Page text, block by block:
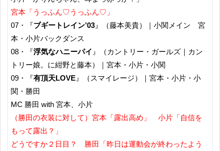
宮本「うっふん♡うっふん♡」
07・『ブギートレイン’03 』（藤本美貴）｜小関メイン 宮
本・小片バックダンス
08・『浮気なハニーパイ 』（カントリー・ガールズ｜カン
トリー娘。に紺野と藤本）｜宮本・小片・小関
09・『有頂天LOVE 』（スマイレージ）｜宮本・小片・小
関・勝田
MC 勝田 with 宮本、小片
（勝田の衣装に対して）宮本「露出高め」 小片「自信を
もって露出？」
どうですか２日目？ 勝田「昨日は運動会が終わったよう